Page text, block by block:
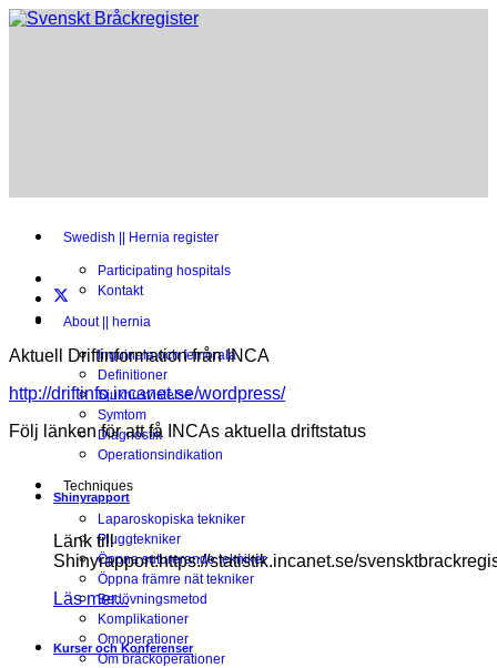
Swedish || Hernia register
Participating hospitals
Kontakt
About || hernia
Inguinala och femorala
Definitioner
Sjukhusvistelse
Symtom
Diagnostik
Operationsindikation
Techniques
Laparoskopiska tekniker
Pluggtekniker
Öppna suturerande tekniker
Öppna främre nät tekniker
Bedövningsmetod
Komplikationer
Omoperationer
Om bråckoperationer
Aktuell Driftinformation från INCA
http://driftinfo.incanet.se/wordpress/
Följ länken för att få INCAs aktuella driftstatus
Shinyrapport
Länk till
Shinyrapport:https://statistik.incanet.se/
Läs mer...
Kurser och Konferenser